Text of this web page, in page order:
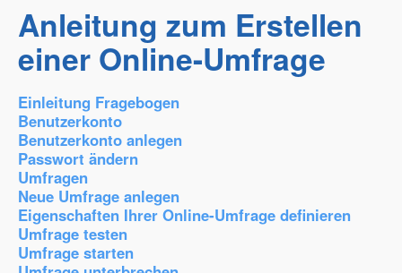
Anleitung zum Erstellen
einer Online-Umfrage
Einleitung Fragebogen
Benutzerkonto
Benutzerkonto anlegen
Passwort ändern
Umfragen
Neue Umfrage anlegen
Eigenschaften Ihrer Online-Umfrage definieren
Umfrage testen
Umfrage starten